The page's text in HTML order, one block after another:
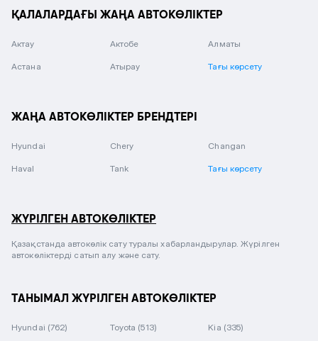
ҚАЛАЛАРДАҒЫ ЖАҢА АВТОКӨЛІКТЕР
Актау Актобе Алматы
Астана Атырау Тағы көрсету
ЖАҢА АВТОКӨЛІКТЕР БРЕНДТЕРІ
Hyundai Chery Changan
Haval Tank Тағы көрсету
ЖҮРІЛГЕН АВТОКӨЛІКТЕР
Қазақстанда автокөлік сату туралы хабарландырулар. Жүрілген
автокөліктерді сатып алу және сату.
ТАНЫМАЛ ЖҮРІЛГЕН АВТОКӨЛІКТЕР
Hyundai (762) Toyota (513) Kia (335)